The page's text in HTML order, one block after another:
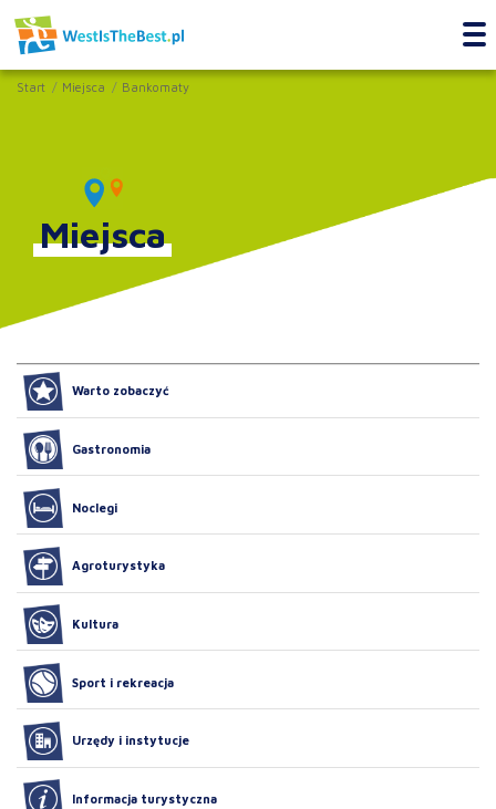
Start Miejsca Bankomaty
Miejsca
Warto zobaczyć
Gastronomia
Noclegi
Agroturystyka
Kultura
Sport i rekreacja
Urzędy i instytucje
Informacja turystyczna